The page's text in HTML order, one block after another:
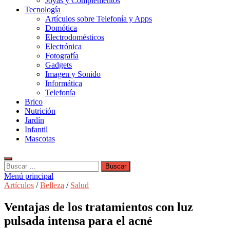
Tecnología
Artículos sobre Telefonía y Apps
Domótica
Electrodomésticos
Electrónica
Fotografía
Gadgets
Imagen y Sonido
Informática
Telefonía
Brico
Nutrición
Jardín
Infantil
Mascotas
Buscar:
Menú principal
Artículos /Belleza / Salud
Ventajas de los tratamientos con luz
pulsada intensa para el acné